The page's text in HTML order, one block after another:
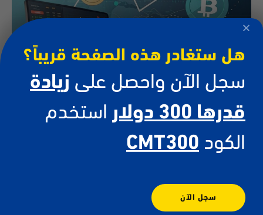
تداول العملات الرقمية للمبتدئين
أحدثت العملات الرقمية ثورة في المشهد المالي، جاذبةً ملايين المتداولين
اقرأ أكثر
هل ستغادر هذه الصفحة قريباً؟
سجل الآن واحصل على زيادة
قدرها 300 دولار
استخدم
الكود CMT300
سجل الآن